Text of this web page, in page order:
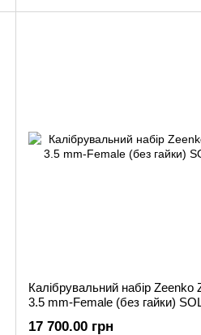
Калібрувальний набір Zeenko
3.5 mm-Female (без гайки)
17 700.00 грн